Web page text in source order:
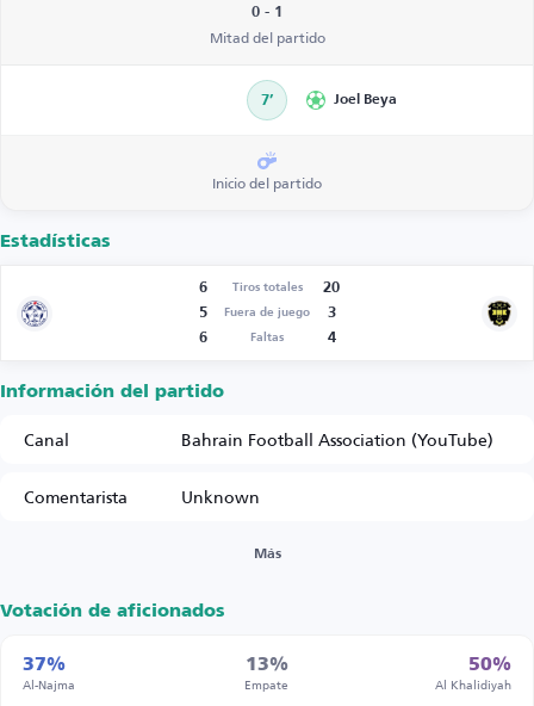
0 - 1
Mitad del partido
7’ Joel Beya
Inicio del partido
Estadísticas
6 Tiros totales
20
5
Fuera de juego
3
6
Faltas 4
Información del partido
Canal
Bahrain Football Association (YouTube)
Comentarista
Unknown
Más
Votación de aficionados
37%
Al-Najma
13%
Empate
50%
Al Khalidiyah